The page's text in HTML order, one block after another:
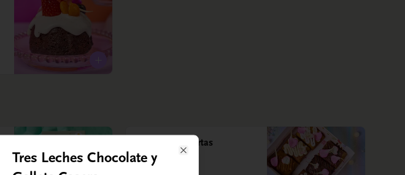
Caja *3 Mini Tortas
Tres Leches Chocolate y